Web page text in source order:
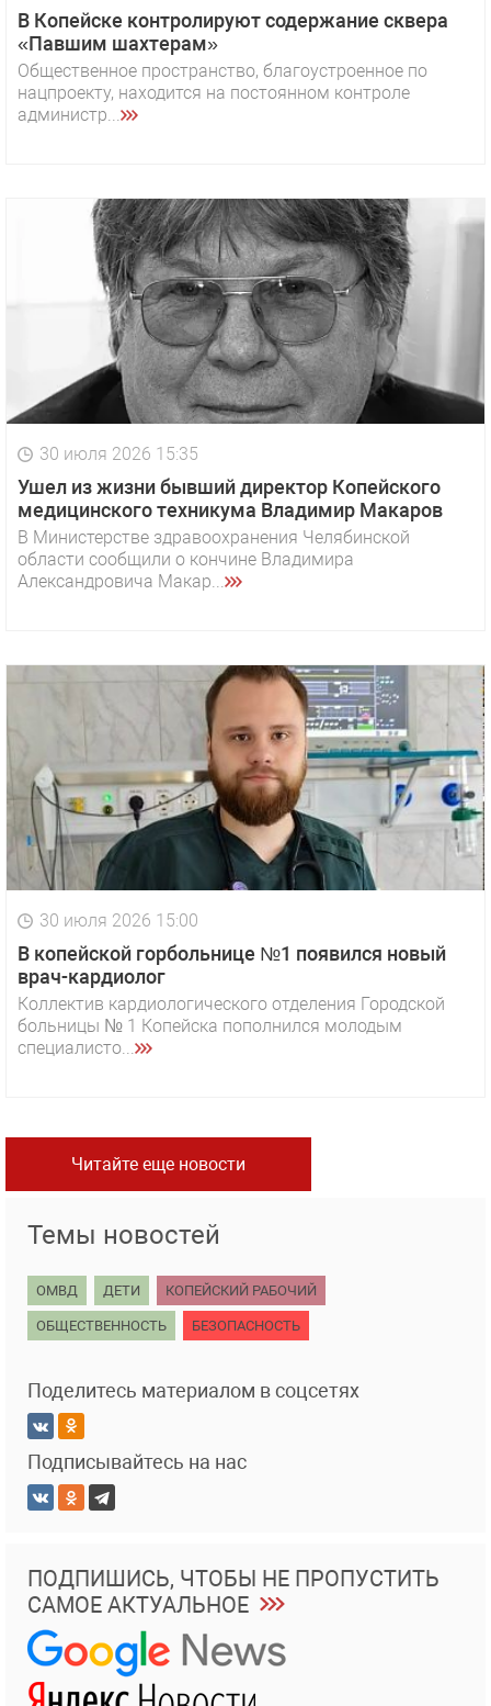
В Копейске контролируют содержание сквера
«Павшим шахтерам»
Общественное пространство, благоустроенное по
нацпроекту, находится на постоянном контроле
администр...
30 июля 2026 15:35
Ушел из жизни бывший директор Копейского
медицинского техникума Владимир Макаров
В Министерстве здравоохранения Челябинской
области сообщили о кончине Владимира
Александровича Макар...
30 июля 2026 15:00
В копейской горбольнице №1 появился новый
врач-кардиолог
Коллектив кардиологического отделения Городской
больницы № 1 Копейска пополнился молодым
специалисто...
Читайте еще новости
Темы новостей
ОМВД ДЕТИ КОПЕЙСКИЙ РАБОЧИЙ
ОБЩЕСТВЕННОСТЬ БЕЗОПАСНОСТЬ
Поделитесь материалом в соцсетях
Подписывайтесь на нас
ПОДПИШИСЬ, ЧТОБЫ НЕ ПРОПУСТИТЬ
САМОЕ АКТУАЛЬНОЕ